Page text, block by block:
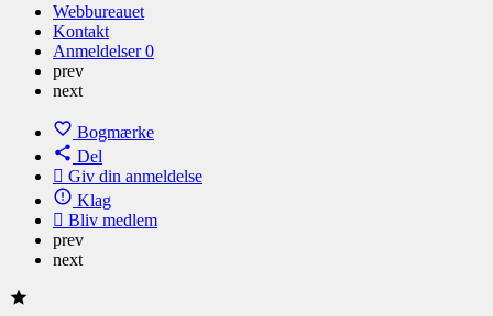
Webbureauet
Kontakt
Anmeldelser0
prev
next
Bogmærke
Del
Giv din anmeldelse
Klag
Bliv medlem
prev
next